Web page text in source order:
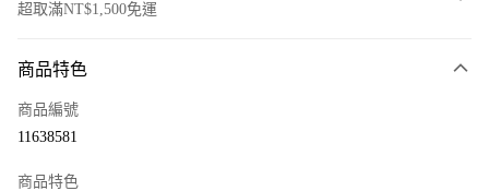
超取滿NT$1,500免運
信用卡一次付款
商品特色
商品編號
11638581
商品特色